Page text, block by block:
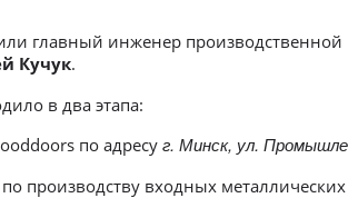
главный инженер
Кучук.
в два этапа:
по адресу г. Минск, ул.
производству входных